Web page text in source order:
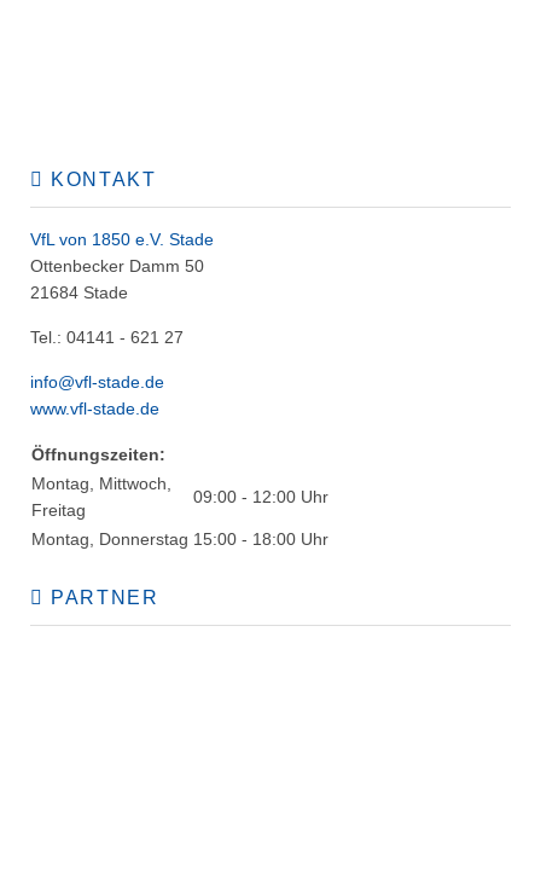
KONTAKT
VfL von 1850 e.V. Stade
Ottenbecker Damm 50
21684 Stade
Tel.: 04141 - 621 27
info@vfl-stade.de
www.vfl-stade.de
Öffnungszeiten:
Montag, Mittwoch,
Freitag
09:00 - 12:00 Uhr
Montag, Donnerstag 15:00 - 18:00 Uhr
PARTNER